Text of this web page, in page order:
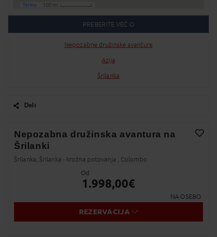
PREBERITE VEČ O
Nepozabne družinske avanture
Azija
Šrilanka
Deli
Twitter
Messenger
Viber
Whatsapp
Nepozabna družinska avantura na
Šrilanki
Šrilanka, Šrilanka - krožna potovanja , Colombo
Od
1.998,00€
NA OSEBO
REZERVACIJA